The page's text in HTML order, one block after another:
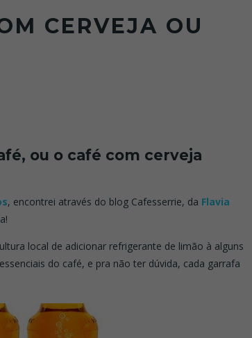
CERVEJA OU
ou o café com cerveja
, encontrei através do blog Cafesserrie, da Flavia
local de adicionar refrigerante de limão à alguns
do café, e pra não ter dúvida, cada garrafa